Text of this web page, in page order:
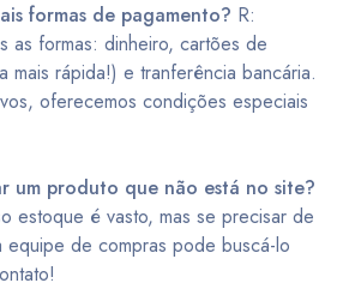
formas de pagamento? R:
as formas: dinheiro, cartões de
mais rápida!) e tranferência bancária.
oferecemos condições especiais
um produto que não está no site?
estoque é vasto, mas se precisar de
de compras pode buscá-lo